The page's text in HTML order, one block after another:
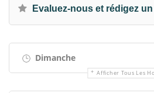
Evaluez-nous et rédigez
Dimanche
Afficher Tous Les